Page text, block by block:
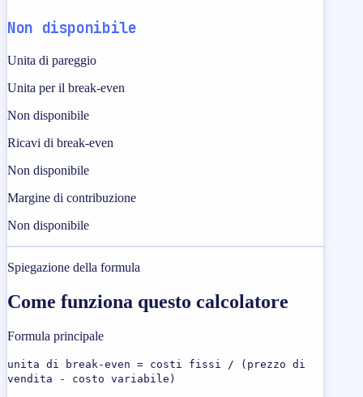
Non disponibile
Unita di pareggio
Unita per il break-even
Non disponibile
Ricavi di break-even
Non disponibile
Margine di contribuzione
Non disponibile
Spiegazione della formula
Come funziona questo calcolatore
Formula principale
unita di break-even = costi fissi / (prezzo di
vendita - costo variabile)